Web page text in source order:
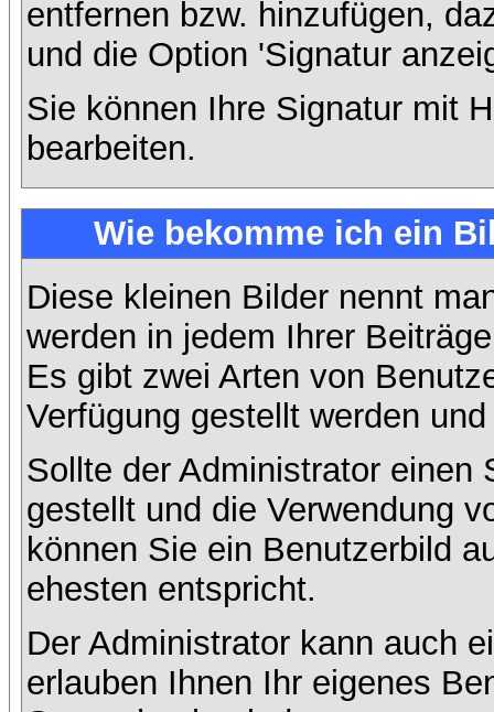
entfernen bzw. hinzufügen,
und die Option 'Signatur
Sie können Ihre Signatur mit
bearbeiten.
Wie bekomme ich ein
Diese kleinen Bilder nennt
werden in jedem Ihrer
Es gibt zwei Arten von
Verfügung gestellt werden
Sollte der Administrator einen
gestellt und die Verwendung
können Sie ein Benutzerbild
ehesten entspricht.
Der Administrator kann auch
erlauben Ihnen Ihr eigenes